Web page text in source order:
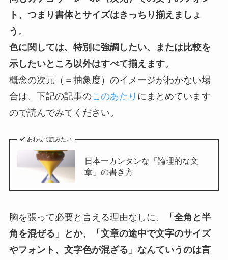
ト、つまり書体とサイズはきっちり揃えましょ
う 。
色に関しては、特別に強調したい、または比較を
示したいところ以外はすべて揃えます。
概念の次元（＝抽象度）のイメージがわかない場
合は、下記の記事のこのあたり にまとめています
ので読んでみてください。
あわせて読みたい
日本一カンタンな「論理的な文
章」の書き方
胸を張って必要と言える理由なしに、
「全角と半
角を混ぜる」とか、「文章の途中で文字のサイズ
やフォント、文字色が混ざる」なんていうのは言